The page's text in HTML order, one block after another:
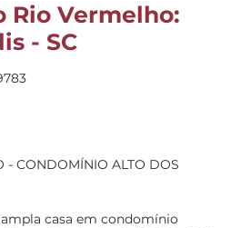
Rio Vermelho:
- SC
- CONDOMÍNIO ALTO DOS
casa em condomínio